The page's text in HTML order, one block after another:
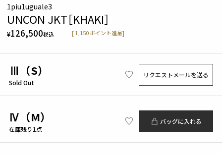
1piu1uguale3
UNCON JKT［KHAKI］
¥126,500税込 [ 1,150 ポイント進呈]
Ⅲ（S）
Sold Out
リクエストメールを送る
Ⅳ（M）
在庫残り1点
バッグに入れる